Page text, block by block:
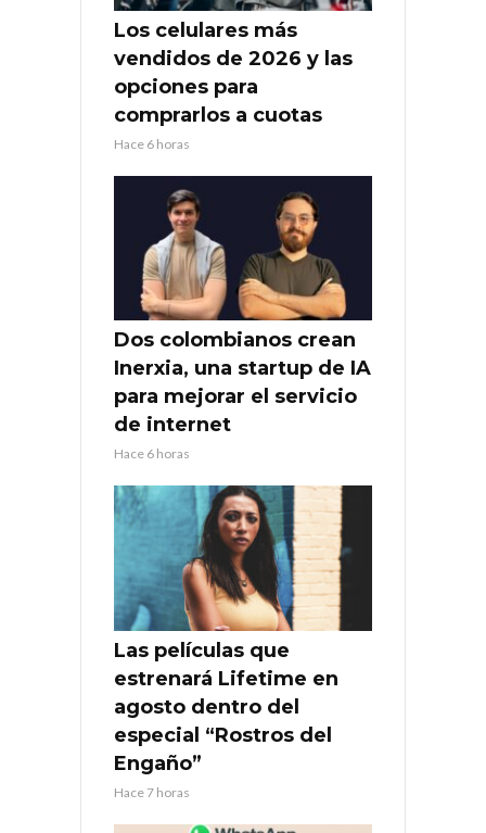
Los celulares más
vendidos de 2026 y las
opciones para
comprarlos a cuotas
Hace 6 horas
Dos colombianos crean
Inerxia, una startup de IA
para mejorar el servicio
de internet
Hace 6 horas
Las películas que
estrenará Lifetime en
agosto dentro del
especial “Rostros del
Engaño”
Hace 7 horas